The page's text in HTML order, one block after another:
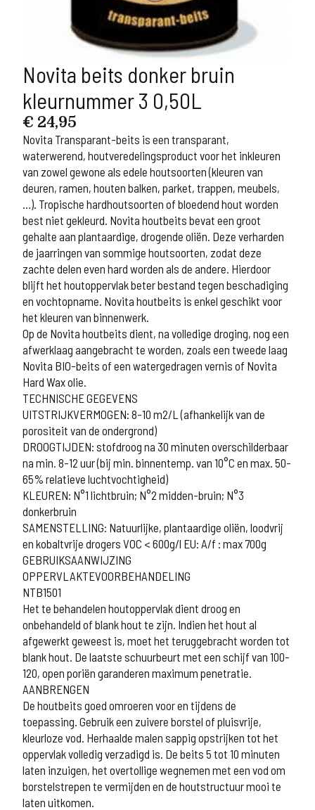
Novita beits donker bruin
kleurnummer 3 0,50L
€ 24,95
Novita Transparant-beits is een transparant,
waterwerend, houtveredelingsproduct voor het inkleuren
van zowel gewone als edele houtsoorten (kleuren van
deuren, ramen, houten balken, parket, trappen, meubels,
…). Tropische hardhoutsoorten of bloedend hout worden
best niet gekleurd. Novita houtbeits bevat een groot
gehalte aan plantaardige, drogende oliën. Deze verharden
de jaarringen van sommige houtsoorten, zodat deze
zachte delen even hard worden als de andere. Hierdoor
blijft het houtoppervlak beter bestand tegen beschadiging
en vochtopname. Novita houtbeits is enkel geschikt voor
het kleuren van binnenwerk.
Op de Novita houtbeits dient, na volledige droging, nog een
afwerklaag aangebracht te worden, zoals een tweede laag
Novita BIO-beits of een watergedragen vernis of Novita
Hard Wax olie.
TECHNISCHE GEGEVENS
UITSTRIJKVERMOGEN: 8-10 m2/L (afhankelijk van de
porositeit van de ondergrond)
DROOGTIJDEN: stofdroog na 30 minuten overschilderbaar
na min. 8-12 uur (bij min. binnentemp. van 10°C en max. 50-
65% relatieve luchtvochtigheid)
KLEUREN: N°1 lichtbruin; N°2 midden-bruin; N°3
donkerbruin
SAMENSTELLING: Natuurlijke, plantaardige oliën, loodvrij
en kobaltvrije drogers VOC < 600g/l EU: A/f : max 700g
GEBRUIKSAANWIJZING
OPPERVLAKTEVOORBEHANDELING
NTB1501
Het te behandelen houtoppervlak dient droog en
onbehandeld of blank hout te zijn. Indien het hout al
afgewerkt geweest is, moet het teruggebracht worden tot
blank hout. De laatste schuurbeurt met een schijf van 100-
120, open poriën garanderen maximum penetratie.
AANBRENGEN
De houtbeits goed omroeren voor en tijdens de
toepassing. Gebruik een zuivere borstel of pluisvrije,
kleurloze vod. Herhaalde malen sappig opstrijken tot het
oppervlak volledig verzadigd is. De beits 5 tot 10 minuten
laten inzuigen, het overtollige wegnemen met een vod om
borstelstrepen te vermijden en de houtstructuur mooi te
laten uitkomen.